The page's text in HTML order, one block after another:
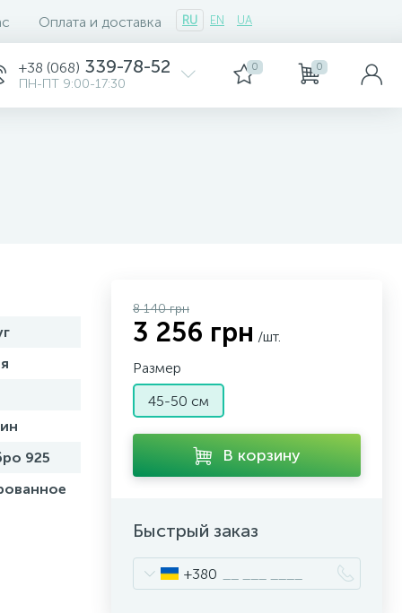
Оплата и доставка RU EN UA
+38 (068) 339-78-52
ПН-ПТ 9:00-17:30
0 0
925
8 140 грн
3 256 грн /шт.
Размер
45-50 см
В корзину
Быстрый заказ
+380